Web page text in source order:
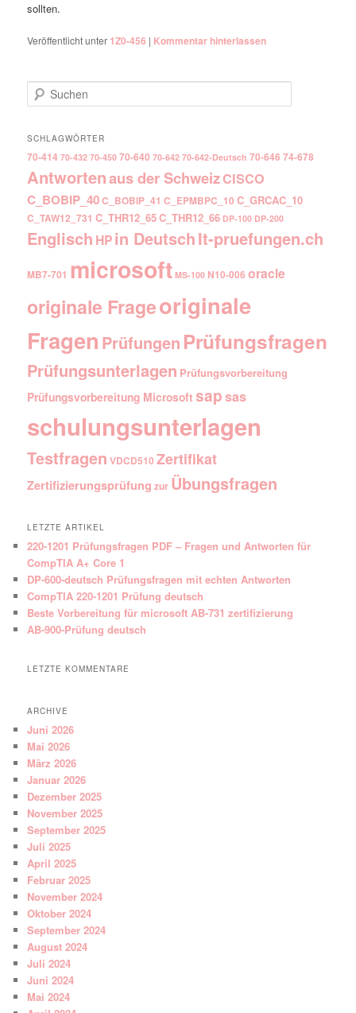
sollten.
Veröffentlicht unter 1Z0-456 | Kommentar hinterlassen
Suchen
SCHLAGWÖRTER
70-414 70-432 70-450 70-640 70-642 70-642-Deutsch 70-646 74-678
Antwortenaus der SchweizCISCO
C_BOBIP_40C_BOBIP_41 C_EPMBPC_10 C_GRCAC_10
C_TAW12_731 C_THR12_65C_THR12_66 DP-100 DP-200
Englisch HPin DeutschIt-pruefungen.ch
MB7-701 microsoft MS-100 N10-006 oracle
originale Frageoriginale
Fragen Prüfungen Prüfungsfragen
Prüfungsunterlagen Prüfungsvorbereitung
Prüfungsvorbereitung Microsoft sapsas
schulungsunterlagen
Testfragen VDCD510 Zertifikat
Zertifizierungsprüfung zur Übungsfragen
LETZTE ARTIKEL
220-1201 Prüfungsfragen PDF – Fragen und Antworten für
CompTIA A+ Core 1
DP-600-deutsch Prüfungsfragen mit echten Antworten
CompTIA 220-1201 Prüfung deutsch
Beste Vorbereitung für microsoft AB-731 zertifizierung
AB-900-Prüfung deutsch
LETZTE KOMMENTARE
ARCHIVE
Juni 2026
Mai 2026
März 2026
Januar 2026
Dezember 2025
November 2025
September 2025
Juli 2025
April 2025
Februar 2025
November 2024
Oktober 2024
September 2024
August 2024
Juli 2024
Juni 2024
Mai 2024